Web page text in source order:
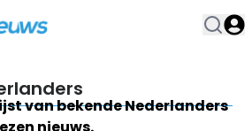
van bekende Nederlanders
nieuws.